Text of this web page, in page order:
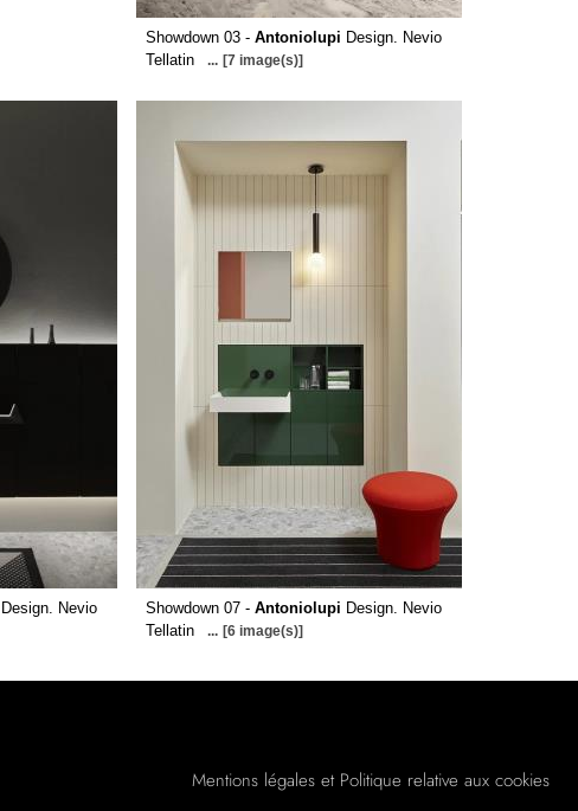
Showdown 03 - Antoniolupi Design. Nevio
Tellatin
... [7 image(s)]
Design. Nevio
Showdown 07 - Antoniolupi Design. Nevio
Tellatin
... [6 image(s)]
Mentions légales et Politique relative aux cookies